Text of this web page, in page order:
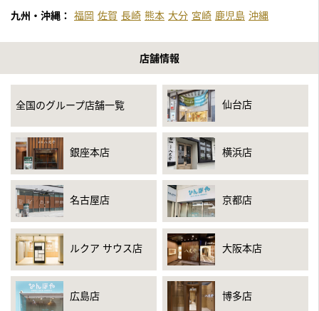
九州・沖縄： 福岡 佐賀 長崎 熊本 大分 宮崎 鹿児島 沖縄
店舗情報
全国のグループ店舗一覧 仙台店
銀座本店 横浜店
名古屋店 京都店
ルクア サウス店 大阪本店
広島店 博多店